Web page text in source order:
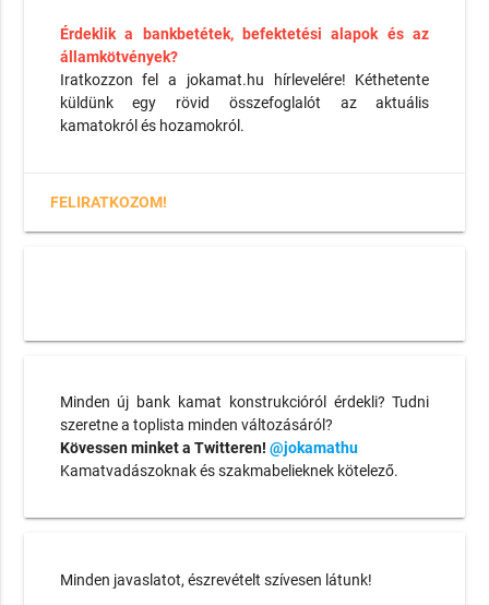
Érdeklik a bankbetétek, befektetési alapok és az
államkötvények?
Iratkozzon fel a jokamat.hu hírlevelére! Kéthetente
küldünk egy rövid összefoglalót az aktuális
kamatokról és hozamokról.
FELIRATKOZOM!
Minden új bank kamat konstrukcióról érdekli? Tudni
szeretne a toplista minden változásáról?
Kövessen minket a Twitteren! @jokamathu
Kamatvadászoknak és szakmabelieknek kötelező.
Minden javaslatot, észrevételt szívesen látunk!